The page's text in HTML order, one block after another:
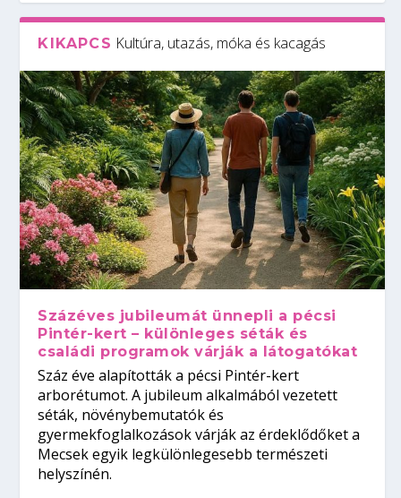
KIKAPCS Kultúra, utazás, móka és kacagás
Százéves jubileumát ünnepli a pécsi
Pintér-kert – különleges séták és
családi programok várják a látogatókat
Száz éve alapították a pécsi Pintér-kert
arborétumot. A jubileum alkalmából vezetett
séták, növénybemutatók és
gyermekfoglalkozások várják az érdeklődőket a
Mecsek egyik legkülönlegesebb természeti
helyszínén.